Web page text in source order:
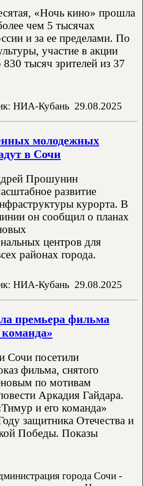
«Ночь кино» прошла
чем 5 тысячах
и за ее пределами. По
участие в акции
тысяч зрителей из 37
НИА-Кубань 29.08.2025
молодежных
в Сочи
Прошунин
развитие
курорта. В
он сообщил о планах
центров для
районах города.
НИА-Кубань 29.08.2025
премьера фильма
Сочи посетили
фильма, снятого
по мотивам
Аркадия Гайдара.
и его команда»
защитника Отечества и
Победы. Показы
города Сочи -